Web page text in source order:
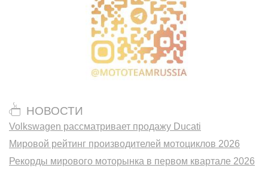
НОВОСТИ
Volkswagen рассматривает продажу Ducati
Мировой рейтинг производителей мотоциклов 2026
Рекорды мирового моторынка в первом квартале 2026